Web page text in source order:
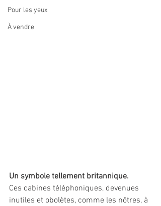
Pour les yeux
À vendre
Un symbole tellement britannique.
Ces cabines téléphoniques, devenues
inutiles et obolètes, comme les nôtres, à